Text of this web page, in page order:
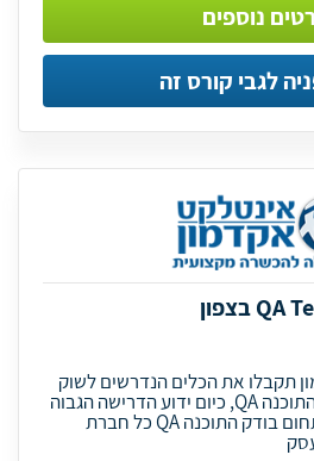
נוספים
לגבי קורס זה
תקבלו את הכלים הנדרשים לשוק
העבודה בתחום בדיקות התוכנה QA, כיום ידוע הדרישה הגבוה
בתחום לאנשי מקצוע בתחום בודק התוכנה QA כל חברת